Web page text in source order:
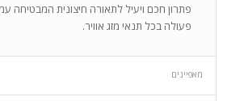
פתרון חכם ויעיל לתאורה חיצונית המבטיחה
פעולה בכל תנאי מזג אוויר.
מאפיינים